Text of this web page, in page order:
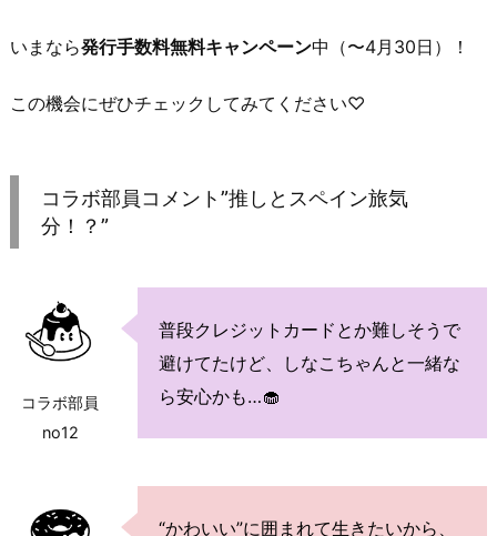
いまなら発行手数料無料キャンペーン中（〜4月30日）！
この機会にぜひチェックしてみてください♡
コラボ部員コメント”推しとスペイン旅気
分！？”
コラボ部員
no12
普段クレジットカードとか難しそうで
避けてたけど、しなこちゃんと一緒な
ら安心かも…🧁
“かわいい”に囲まれて生きたいから、